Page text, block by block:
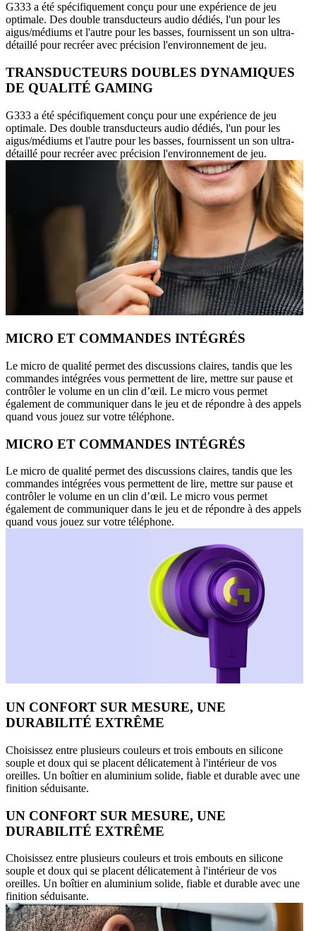
G333 a été spécifiquement conçu pour une expérience de jeu
optimale. Des double transducteurs audio dédiés, l'un pour les
aigus/médiums et l'autre pour les basses, fournissent un son ultra-
détaillé pour recréer avec précision l'environnement de jeu.
TRANSDUCTEURS DOUBLES DYNAMIQUES
DE QUALITÉ GAMING
G333 a été spécifiquement conçu pour une expérience de jeu
optimale. Des double transducteurs audio dédiés, l'un pour les
aigus/médiums et l'autre pour les basses, fournissent un son ultra-
détaillé pour recréer avec précision l'environnement de jeu.
MICRO ET COMMANDES INTÉGRÉS
Le micro de qualité permet des discussions claires, tandis que les
commandes intégrées vous permettent de lire, mettre sur pause et
contrôler le volume en un clin d’œil. Le micro vous permet
également de communiquer dans le jeu et de répondre à des appels
quand vous jouez sur votre téléphone.
MICRO ET COMMANDES INTÉGRÉS
Le micro de qualité permet des discussions claires, tandis que les
commandes intégrées vous permettent de lire, mettre sur pause et
contrôler le volume en un clin d’œil. Le micro vous permet
également de communiquer dans le jeu et de répondre à des appels
quand vous jouez sur votre téléphone.
UN CONFORT SUR MESURE, UNE
DURABILITÉ EXTRÊME
Choisissez entre plusieurs couleurs et trois embouts en silicone
souple et doux qui se placent délicatement à l'intérieur de vos
oreilles. Un boîtier en aluminium solide, fiable et durable avec une
finition séduisante.
UN CONFORT SUR MESURE, UNE
DURABILITÉ EXTRÊME
Choisissez entre plusieurs couleurs et trois embouts en silicone
souple et doux qui se placent délicatement à l'intérieur de vos
oreilles. Un boîtier en aluminium solide, fiable et durable avec une
finition séduisante.